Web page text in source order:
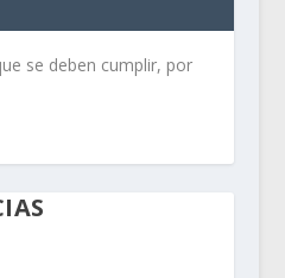
se deben cumplir, por